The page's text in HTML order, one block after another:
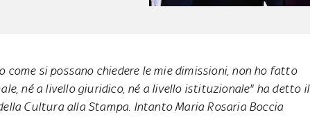
come si possano chiedere le mie dimissioni, non ho fatto
né a livello giuridico, né a livello istituzionale" ha detto il
Cultura alla Stampa. Intanto Maria Rosaria Boccia